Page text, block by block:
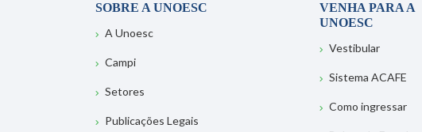
SOBRE A UNOESC
A Unoesc
Campi
Setores
Publicações Legais
VENHA PARA A
UNOESC
Vestibular
Sistema ACAFE
Como ingressar